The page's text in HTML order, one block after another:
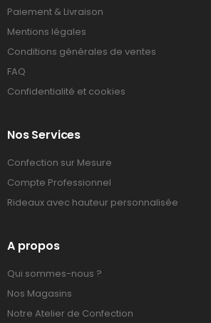
Paiement & Livraison
Mentions légales
Conditions générales de ventes
FAQ
Confidentialité et cookies
Nos Services
Confection sur Mesure
Compte Professionnel
Rideaux avec hauteur personnalisée
A propos
Qui sommes-nous ?
Nos Magasins
Notre Atelier de Confection